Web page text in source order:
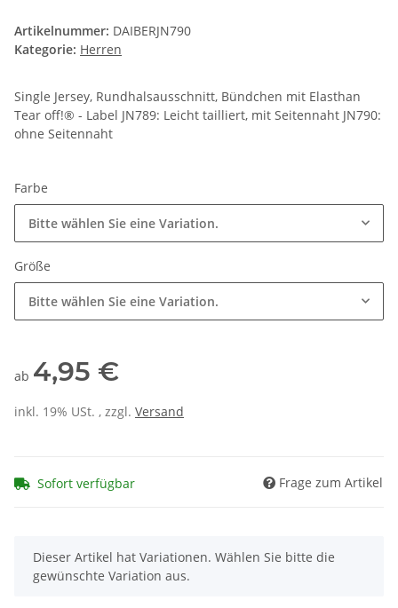
Artikelnummer: DAIBERJN790
Kategorie: Herren
Single Jersey, Rundhalsausschnitt, Bündchen mit Elasthan
Tear off!® - Label JN789: Leicht tailliert, mit Seitennaht JN790:
ohne Seitennaht
Farbe
Bitte wählen Sie eine Variation.
Größe
Bitte wählen Sie eine Variation.
ab 4,95 €
inkl. 19% USt. , zzgl. Versand
Sofort verfügbar Frage zum Artikel
x
Dieser Artikel hat Variationen. Wählen Sie bitte die
gewünschte Variation aus.